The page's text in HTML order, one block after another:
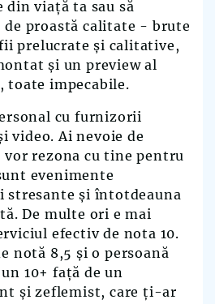
viață ta sau să
proastă calitate - brute
prelucrate și calitative,
și un preview al
toate impecabile.
cu furnizorii
video. Ai nevoie de
vor rezona cu tine pentru
evenimente
stresante și întotdeauna
De multe ori e mai
efectiv de nota 10.
notă 8,5 și o persoană
10+ față de un
și zeflemist, care ți-ar